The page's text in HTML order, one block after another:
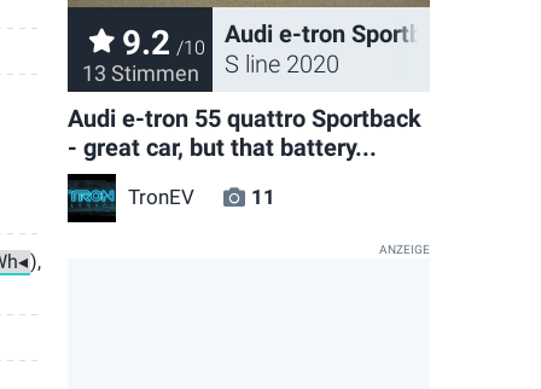
),
Audi e-tron Sportback
S line 2020
9.2 /10
13 Stimmen
Audi e-tron 55 quattro Sportback
- great car, but that battery...
TronEV 11